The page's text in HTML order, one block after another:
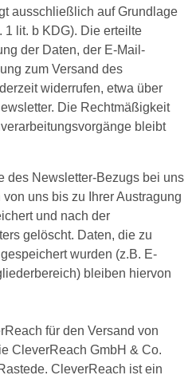
ausschließlich auf Grundlage
1 lit. b KDG). Die erteilte
der Daten, der E-Mail-
zum Versand des
widerrufen, etwa über
Die Rechtmäßigkeit
bleibt
des Newsletter-Bezugs bei uns
uns bis zu Ihrer Austragung
und nach der
gelöscht. Daten, die zu
wurden (z.B. E-
bleiben hiervon
für den Versand von
CleverReach GmbH & Co.
CleverReach ist ein